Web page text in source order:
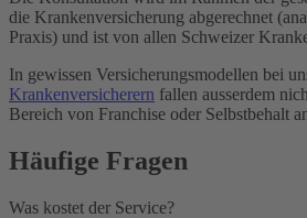
die Krankenversicherung abgerechnet
Praxis) und ist von allen Schweizer
In gewissen Versicherungsmodellen bei
Krankenversicherern fallen ausserdem
Bereich von Franchise oder Selbstbehalt
Häufige Fragen
Was kostet der Service?